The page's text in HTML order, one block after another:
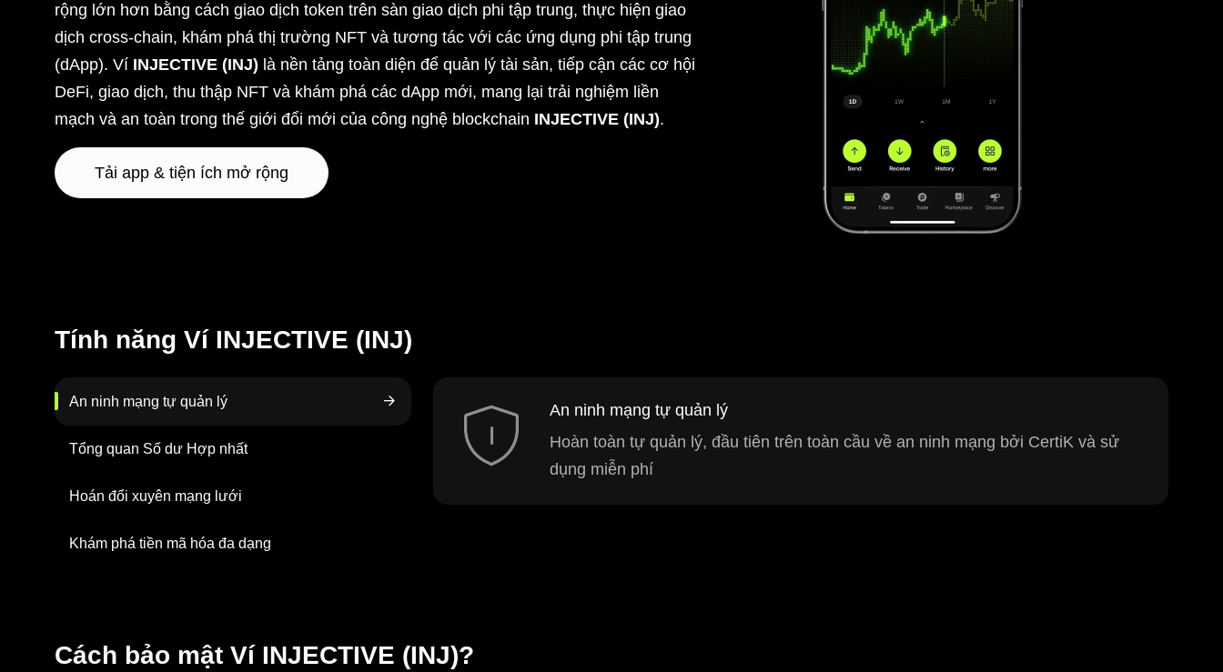
rộng lớn hơn bằng cách giao dịch token trên sàn giao dịch phi tập trung, thực hiện giao
dịch cross-chain, khám phá thị trường NFT và tương tác với các ứng dụng phi tập trung
(dApp). Ví INJECTIVE (INJ) là nền tảng toàn diện để quản lý tài sản, tiếp cận các cơ hội
DeFi, giao dịch, thu thập NFT và khám phá các dApp mới, mang lại trải nghiệm liền
mạch và an toàn trong thế giới đổi mới của công nghệ blockchain INJECTIVE (INJ).
Tải app & tiện ích mở rộng
Tính năng Ví INJECTIVE (INJ)
An ninh mạng tự quản lý
Tổng quan Số dư Hợp nhất
Hoán đổi xuyên mạng lưới
Khám phá tiền mã hóa đa dạng
An ninh mạng tự quản lý
Hoàn toàn tự quản lý, đầu tiên trên toàn cầu về an ninh mạng bởi CertiK và sử
dụng miễn phí
Cách bảo mật Ví INJECTIVE (INJ)?